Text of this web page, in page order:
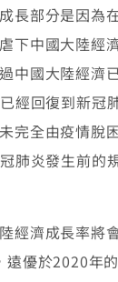
部分是因為
下中國大陸經
中國大陸經濟
經回復到新冠
完全由疫情脫
肺炎發生前的
濟成長率將
遠優於2020年